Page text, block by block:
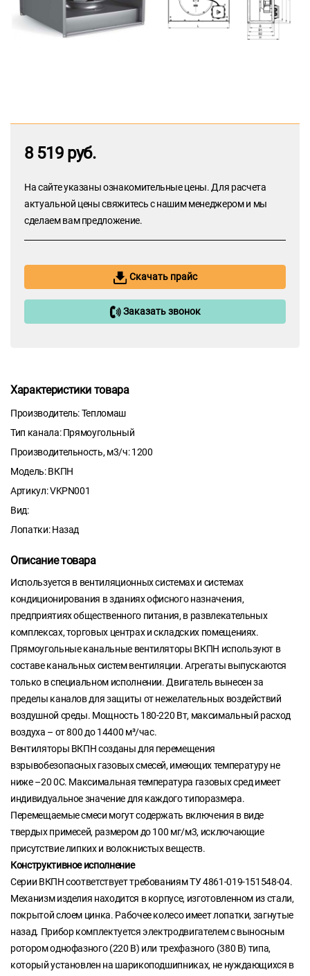
8 519 руб.
На сайте указаны ознакомительные цены. Для расчета
актуальной цены свяжитесь с нашим менеджером и мы
сделаем вам предложение.
Скачать прайс
Заказать звонок
Характеристики товара
Производитель: Тепломаш
Тип канала: Прямоугольный
Производительность, м3/ч: 1200
Модель: ВКПН
Артикул: VKPN001
Вид:
Лопатки: Назад
Описание товара
Используется в вентиляционных системах и системах
кондиционирования в зданиях офисного назначения,
предприятиях общественного питания, в развлекательных
комплексах, торговых центрах и складских помещениях.
Прямоугольные канальные вентиляторы ВКПН используют в
составе канальных систем вентиляции. Агрегаты выпускаются
только в специальном исполнении. Двигатель вынесен за
пределы каналов для защиты от нежелательных воздействий
воздушной среды. Мощность 180-220 Вт, максимальный расход
воздуха – от 800 до 14400 м³/час.
Вентиляторы ВКПН созданы для перемещения
взрывобезопасных газовых смесей, имеющих температуру не
ниже –20 0С. Максимальная температура газовых сред имеет
индивидуальное значение для каждого типоразмера.
Перемещаемые смеси могут содержать включения в виде
твердых примесей, размером до 100 мг/м3, исключающие
присутствие липких и волокнистых веществ.
Конструктивное исполнение
Серии ВКПН соответствует требованиям ТУ 4861-019-151548-04.
Механизм изделия находится в корпусе, изготовленном из стали,
покрытой слоем цинка. Рабочее колесо имеет лопатки, загнутые
назад. Прибор комплектуется электродвигателем с выносным
ротором однофазного (220 В) или трехфазного (380 В) типа,
который установлен на шарикоподшипниках, не нуждающихся в